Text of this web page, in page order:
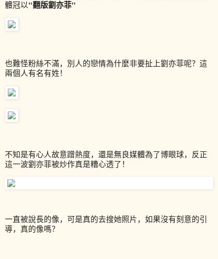
體冠以"翻版劉亦菲"
也難怪粉絲不滿，別人的戀情為什麼非要扯上劉亦菲呢？這
兩個人有名有姓！
不知是有心人故意蹭熱度，還是無良媒體為了博眼球，反正
這一波劉亦菲被炒作真是糟心透了！
一直被說長的像，可是真的去搜她照片，如果沒有刻意的引
導，真的像嗎？